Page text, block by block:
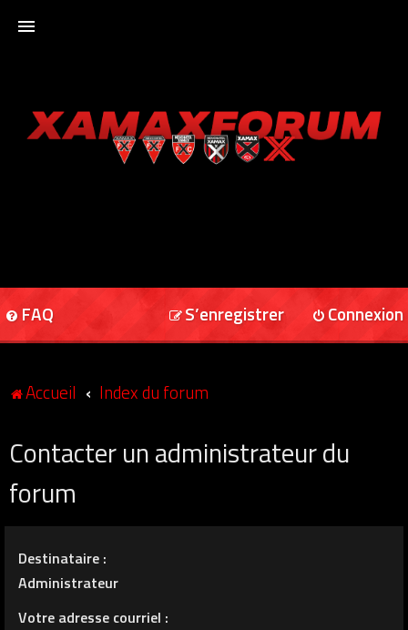
XAMAXFORUM
FAQ Connexion
S’enregistrer
Accueil Index du forum
Contacter un administrateur du
forum
Destinataire :
Administrateur
Votre adresse courriel :